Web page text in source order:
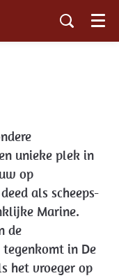
Menu
unieke plek in
op
als scheeps-
Marine.
de
in De
het vroeger op